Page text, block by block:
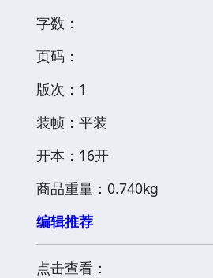
字数：
页码：
版次：1
装帧：平装
开本：16开
商品重量：0.740kg
编辑推荐
点击查看：